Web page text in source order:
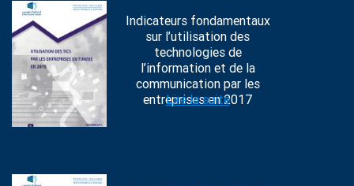
Indicateurs fondamentaux
sur l’utilisation des
technologies de
l’information et de la
communication par les
entreprises en 2017
Lire la suite